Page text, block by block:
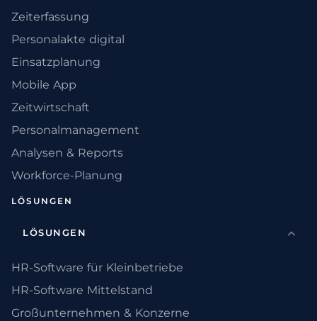
Zeiterfassung
Personalakte digital
Einsatzplanung
Mobile App
Zeitwirtschaft
Personalmanagement
Analysen & Reports
Workforce-Planung
LÖSUNGEN
LÖSUNGEN
HR-Software für Kleinbetriebe
HR-Software Mittelstand
Großunternehmen & Konzerne